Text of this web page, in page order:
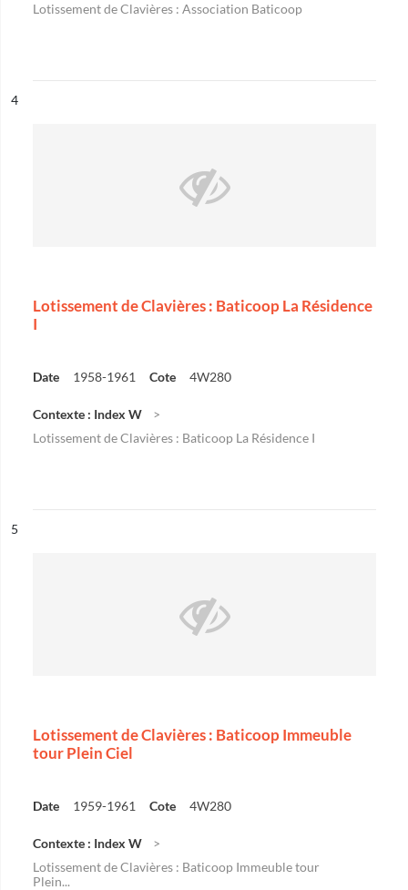
Lotissement de Clavières : Association Baticoop
n°
4
Lotissement de Clavières : Baticoop La Résidence
I
Date 1958-1961 Cote 4W280
Contexte : Index W
Lotissement de Clavières : Baticoop La Résidence I
n°
5
Lotissement de Clavières : Baticoop Immeuble
tour Plein Ciel
Date 1959-1961 Cote 4W280
Contexte : Index W
Lotissement de Clavières : Baticoop Immeuble tour
Plein...